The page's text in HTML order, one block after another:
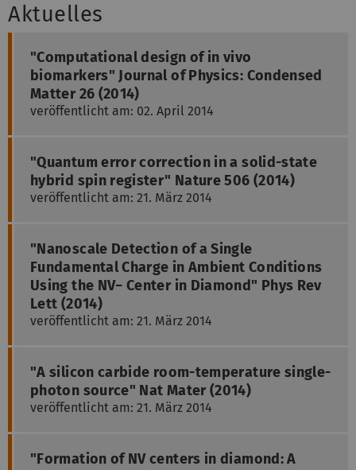
Aktuelles
"Computational design of in vivo
biomarkers" Journal of Physics: Condensed
Matter 26 (2014)
veröffentlicht am: 02. April 2014
"Quantum error correction in a solid-state
hybrid spin register" Nature 506 (2014)
veröffentlicht am: 21. März 2014
"Nanoscale Detection of a Single
Fundamental Charge in Ambient Conditions
Using the NV− Center in Diamond" Phys Rev
Lett (2014)
veröffentlicht am: 21. März 2014
"A silicon carbide room-temperature single-
photon source" Nat Mater (2014)
veröffentlicht am: 21. März 2014
"Formation of NV centers in diamond: A